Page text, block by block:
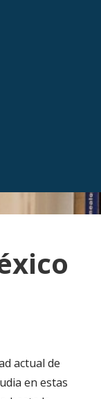
actual de
en estas